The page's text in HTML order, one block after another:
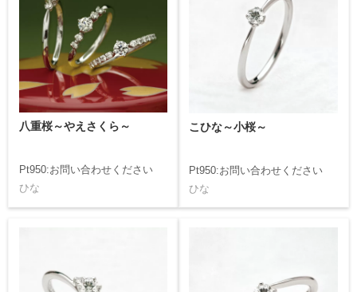
八重桜～やえさくら～
Pt950:お問い合わせください
ひな
こひな～小桜～
Pt950:お問い合わせください
ひな